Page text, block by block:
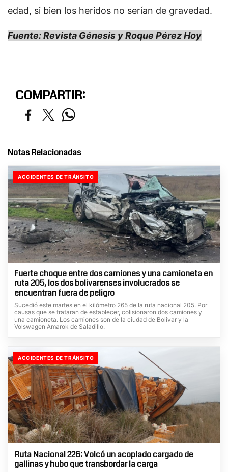
edad, si bien los heridos no serían de gravedad.
Fuente: Revista Génesis y Roque Pérez Hoy
COMPARTIR:
Notas Relacionadas
ACCIDENTES DE TRÁNSITO
Fuerte choque entre dos camiones y una camioneta en
ruta 205, los dos bolivarenses involucrados se
encuentran fuera de peligro
Sucedió este martes en el kilómetro 265 de la ruta nacional 205. Por
causas que se trataran de establecer, colisionaron dos camiones y
una camioneta. Los camiones son de la ciudad de Bolivar y la
Volswagen Amarok de Saladillo.
ACCIDENTES DE TRÁNSITO
Ruta Nacional 226: Volcó un acoplado cargado de
gallinas y hubo que transbordar la carga